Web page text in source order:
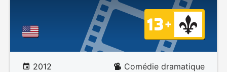
2012 Comédie dramatique